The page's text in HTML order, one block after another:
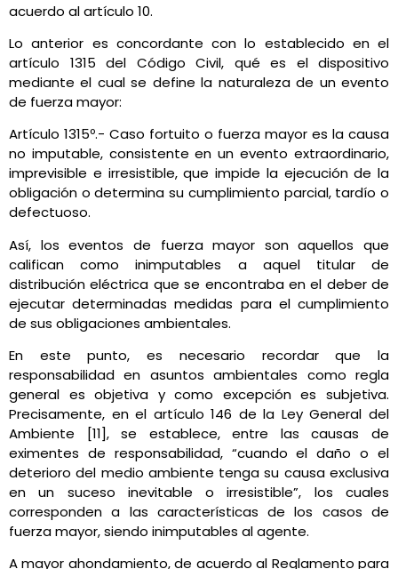
acuerdo al artículo 10.
Lo anterior es concordante con lo establecido en el
artículo 1315 del Código Civil, qué es el dispositivo
mediante el cual se define la naturaleza de un evento
de fuerza mayor:
Artículo 1315º.- Caso fortuito o fuerza mayor es la causa
no imputable, consistente en un evento extraordinario,
imprevisible e irresistible, que impide la ejecución de la
obligación o determina su cumplimiento parcial, tardío o
defectuoso.
Así, los eventos de fuerza mayor son aquellos que
califican como inimputables a aquel titular de
distribución eléctrica que se encontraba en el deber de
ejecutar determinadas medidas para el cumplimiento
de sus obligaciones ambientales.
En este punto, es necesario recordar que la
responsabilidad en asuntos ambientales como regla
general es objetiva y como excepción es subjetiva.
Precisamente, en el artículo 146 de la Ley General del
Ambiente [11], se establece, entre las causas de
eximentes de responsabilidad, “cuando el daño o el
deterioro del medio ambiente tenga su causa exclusiva
en un suceso inevitable o irresistible”, los cuales
corresponden a las características de los casos de
fuerza mayor, siendo inimputables al agente.
A mayor ahondamiento, de acuerdo al Reglamento para